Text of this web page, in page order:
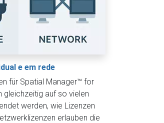
e em rede
für Spatial Manager™ for
gleichzeitig auf so vielen
werden, wie Lizenzen
erlauben die